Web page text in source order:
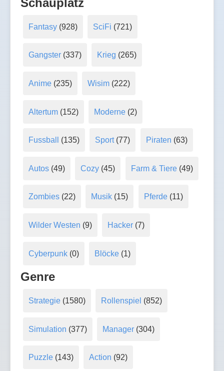
Schauplatz
Fantasy(928) SciFi (721)
Gangster(337) Krieg (265)
Anime(235) Wisim (222)
Altertum(152) Moderne (2)
Fussball (135) Sport(77) Piraten (63)
Autos(49) Cozy (45) Farm & Tiere(49)
Zombies(22) Musik (15) Pferde(11)
Wilder Westen (9) Hacker (7)
Cyberpunk(0) Blöcke (1)
Genre
Strategie(1580) Rollenspiel (852)
Simulation (377) Manager (304)
Puzzle(143) Action (92)